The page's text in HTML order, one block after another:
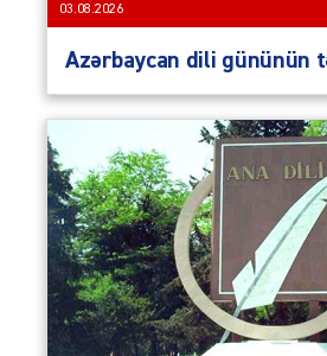
03.08.2026
Azərbaycan dili gününün